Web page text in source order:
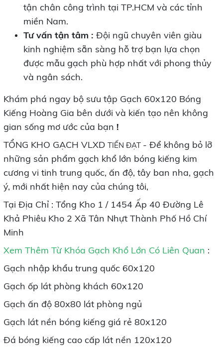
tận chân công trình tại TP.HCM và các tỉnh
miền Nam.
Tư vấn tận tâm : Đội ngũ chuyên viên giàu
kinh nghiệm sẵn sàng hỗ trợ bạn lựa chọn
được mẫu gạch phù hợp nhất với phong thủy
và ngân sách.
Khám phá ngay bộ sưu tập Gạch 60x120 Bóng
Kiếng Hoàng Gia bên dưới và kiến tạo nên không
gian sống mơ ước của bạn !
TỔNG KHO GẠCH VLXD TIẾN ĐẠT - Để không bỏ lỡ
những sản phẩm gạch khổ lớn bóng kiếng kim
cương vi tinh trung quốc, ấn độ, tây ban nha, gạch
ý, mới nhất hiện nay của chúng tôi,
Tại Địa Chỉ : Tổng Kho 1 / 1454 Ấp 40 Đường Lê
Khả Phiêu Kho 2 Xã Tân Nhựt Thành Phố Hồ Chí
Minh
Xem Thêm Từ Khóa Gạch Khổ Lớn Có Liên Quan :
Gạch nhập khẩu trung quốc 60x120
Gạch ốp lát phòng khách 60x120
Gạch ấn độ 80x80 lát phòng ngủ
Gạch lát nền bóng kiếng giá rẻ 80x120
Đá bóng kiếng cao cấp lát nền 120x120